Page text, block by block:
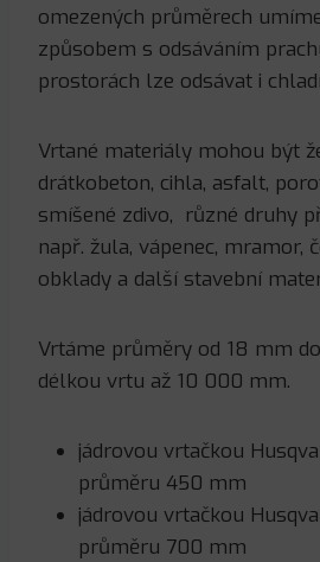
omezených průměrech
způsobem s odsáváním
prostorách lze odsávat i
Vrtané materiály mohou být
drátkobeton, cihla, asfalt,
smíšené zdivo, různé druhy
např. žula, vápenec, mramor,
obklady a další stavební
Vrtáme průměry od 18 mm
délkou vrtu až 10 000 mm.
jádrovou vrtačkou
průměru 450 mm
jádrovou vrtačkou
průměru 700 mm